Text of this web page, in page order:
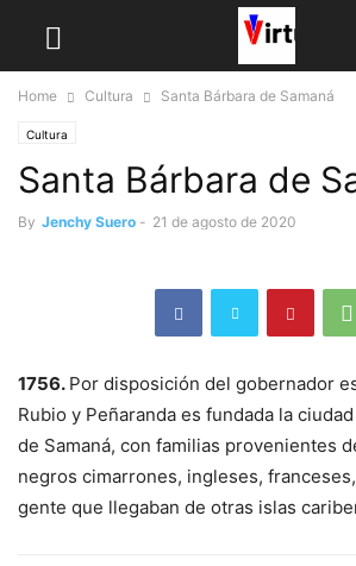
Home Cultura Santa Bárbara de Samaná
Cultura
Santa Bárbara de
By Jenchy Suero - 21 de agosto de 2020
1756. Por disposición del gobernador
Rubio y Peñaranda es fundada la
de Samaná, con familias provenientes
negros cimarrones, ingleses,
gente que llegaban de otras islas